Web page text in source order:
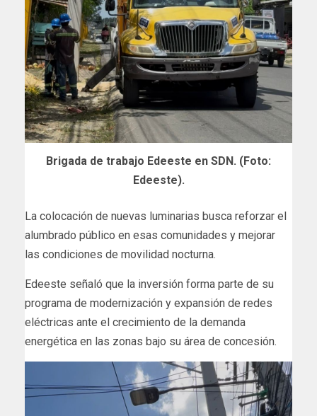
Brigada de trabajo Edeeste en SDN. (Foto:
Edeeste).
La colocación de nuevas luminarias busca reforzar el
alumbrado público en esas comunidades y mejorar
las condiciones de movilidad nocturna.
Edeeste señaló que la inversión forma parte de su
programa de modernización y expansión de redes
eléctricas ante el crecimiento de la demanda
energética en las zonas bajo su área de concesión.